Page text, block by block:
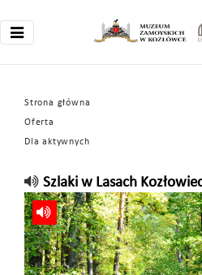
Strona główna
Oferta
Dla aktywnych
Szlaki w Lasach